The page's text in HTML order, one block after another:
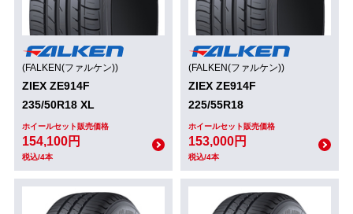
(FALKEN(ファルケン))
ZIEX ZE914F
235/50R18 XL
ホイールセット販売価格
154,100円
税込/4本
(FALKEN(ファルケン))
ZIEX ZE914F
225/55R18
ホイールセット販売価格
153,000円
税込/4本